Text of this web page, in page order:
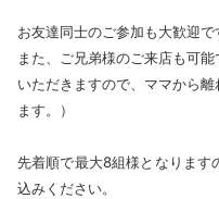
お友達同士のご参加も大歓迎で
また、ご兄弟様のご来店も可
いただきますので、ママから
ます。）
先着順で最大8組様となります
込みください。